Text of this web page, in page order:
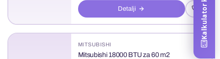
Detalji
MITSUBISHI
Mitsubishi 18000 BTU za 60 m2